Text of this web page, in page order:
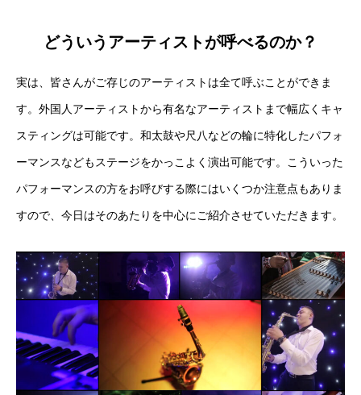
どういうアーティストが呼べるのか？
実は、皆さんがご存じのアーティストは全て呼ぶことができま
す。外国人アーティストから有名なアーティストまで幅広くキャ
スティングは可能です。和太鼓や尺八などの輪に特化したパフォ
ーマンスなどもステージをかっこよく演出可能です。こういった
パフォーマンスの方をお呼びする際にはいくつか注意点もありま
すので、今日はそのあたりを中心にご紹介させていただきます。